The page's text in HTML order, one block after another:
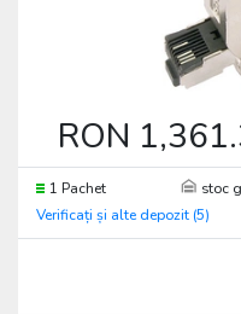
RON
1 Pachet stoc
Verificați și alte depozit (5)